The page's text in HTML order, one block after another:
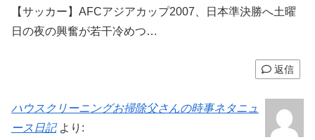
【サッカー】AFCアジアカップ2007、日本準決勝へ土曜
日の夜の興奮が若干冷めつ…
返信
ハウスクリーニングお掃除父さんの時事ネタニュ
ース日記 より: